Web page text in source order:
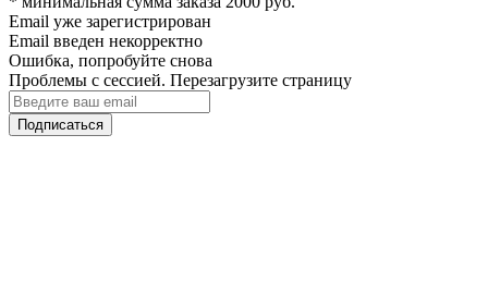
Email уже зарегистрирован
Email введен некорректно
Ошибка, попробуйте снова
Проблемы с сессией. Перезагрузите страницу
Подписаться